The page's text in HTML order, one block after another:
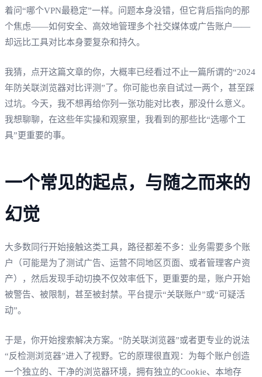
着问“哪个VPN最稳定”一样。问题本身没错，但它背后指向的那
个焦虑——如何安全、高效地管理多个社交媒体或广告账户——
却远比工具对比本身要复杂和持久。
我猜，点开这篇文章的你，大概率已经看过不止一篇所谓的“2024
年防关联浏览器对比评测”了。你可能也亲自试过一两个，甚至踩
过坑。今天，我不想再给你列一张功能对比表，那没什么意义。
我想聊聊，在这些年实操和观察里，我看到的那些比“选哪个工
具”更重要的事。
一个常见的起点，与随之而来的
幻觉
大多数同行开始接触这类工具，路径都差不多：业务需要多个账
户（可能是为了测试广告、运营不同地区页面、或者管理客户资
产），然后发现手动切换不仅效率低下，更重要的是，账户开始
被警告、被限制，甚至被封禁。平台提示“关联账户”或“可疑活
动”。
于是，你开始搜索解决方案。“防关联浏览器”或者更专业的说法
“反检测浏览器”进入了视野。它的原理很直观：为每个账户创造
一个独立的、干净的浏览器环境，拥有独立的Cookie、本地存